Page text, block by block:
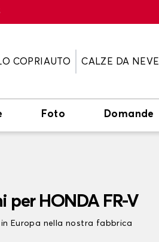
COPRIAUTO
CALZE DA NEVE
Foto Domande
per HONDA FR-V
Europa nella nostra fabbrica